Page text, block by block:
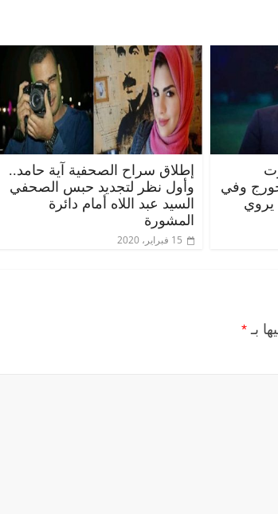
وفي
يروي
إطلاق سراح الصحفية آية حامد..
وأول نظر لتجديد حبس الصحفي
السيد عبد اللاه أمام دائرة
المشورة
15 فبراير، 2020
بـ *